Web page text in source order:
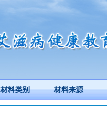
材料类别 材料来源